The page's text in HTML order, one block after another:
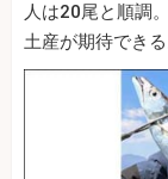
人は20尾と順調
土産が期待できる